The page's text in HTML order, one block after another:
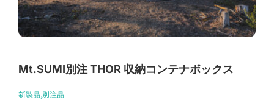
Mt.SUMI別注 THOR 収納コンテナボックス
新製品,別注品